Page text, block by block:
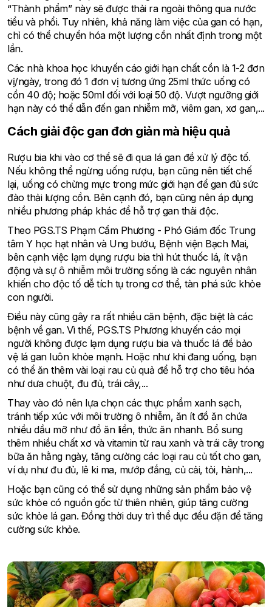
“Thành phẩm” này sẽ được thải ra ngoài thông qua nước
tiểu và phổi. Tuy nhiên, khả năng làm việc của gan có hạn,
chỉ có thể chuyển hóa một lượng cồn nhất định trong một
lần.
Các nhà khoa học khuyến cáo giới hạn chất cồn là 1-2 đơn
vị/ngày, trong đó 1 đơn vị tương ứng 25ml thức uống có
cồn 40 độ; hoặc 50ml đối với loại 50 độ. Vượt ngưỡng giới
hạn này có thể dẫn đến gan nhiễm mỡ, viêm gan, xơ gan,...
Cách giải độc gan đơn giản mà hiệu quả
Rượu bia khi vào cơ thể sẽ đi qua lá gan đề xử lý độc tố.
Nếu không thể ngừng uống rượu, bạn cũng nên tiết chế
lại, uống có chừng mực trong mức giới hạn để gan đủ sức
đào thải lượng cồn. Bên cạnh đó, bạn cũng nên áp dụng
nhiều phương pháp khác để hỗ trợ gan thải độc.
Theo PGS.TS Phạm Cẩm Phương - Phó Giám đốc Trung
tâm Y học hạt nhân và Ung bướu, Bệnh viện Bạch Mai,
bên cạnh việc lạm dụng rượu bia thì hút thuốc lá, ít vận
động và sự ô nhiễm môi trường sống là các nguyên nhân
khiến cho độc tố dễ tích tụ trong cơ thể, tàn phá sức khỏe
con người.
Điều này cũng gây ra rất nhiều căn bệnh, đặc biệt là các
bệnh về gan. Vì thế, PGS.TS Phương khuyến cáo mọi
người không được lạm dụng rượu bia và thuốc lá đề bảo
vệ lá gan luôn khỏe mạnh. Hoặc như khi đang uống, bạn
có thể ăn thêm vài loại rau củ quả để hỗ trợ cho tiêu hóa
như dưa chuột, đu đủ, trái cây,...
Thay vào đó nên lựa chọn các thực phẩm xanh sạch,
tránh tiếp xúc với môi trường ô nhiễm, ăn ít đồ ăn chứa
nhiều dầu mỡ như đồ ăn liền, thức ăn nhanh. Bổ sung
thêm nhiều chất xơ và vitamin từ rau xanh và trái cây trong
bữa ăn hằng ngày, tăng cường các loại rau củ tốt cho gan,
ví dụ như đu đủ, lê ki ma, mướp đắng, củ cải, tỏi, hành,...
Hoặc bạn cũng có thể sử dụng những sản phẩm bảo vệ
sức khỏe có nguồn gốc từ thiên nhiên, giúp tăng cường
sức khỏe lá gan. Đồng thời duy trì thể dục đều đặn để tăng
cường sức khỏe.